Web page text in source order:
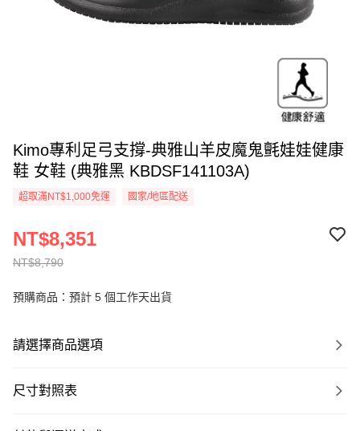
Kimo專利足弓支撐-典雅山羊皮魔鬼氈娃娃健康
鞋 女鞋 (典雅黑 KBDSF141103A)
超取滿NT$1,000免運 國家/地區配送
NT$8,790
NT$8,351
預購商品：預計 5 個工作天出貨
請選擇商品選項
尺寸對照表